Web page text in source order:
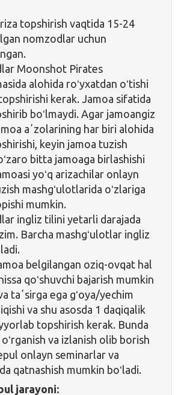
topshirish vaqtida 15-24
nomzodlar uchun
Moonshot Pirates
alohida roʻyxatdan oʻtishi
kerak. Jamoa sifatida
boʻlmaydi. Agar jamoangiz
aʼzolarining har biri alohida
keyin jamoa tuzish
bitta jamoaga birlashishi
yoʻq arizachilar onlayn
mashgʻulotlarida oʻzlariga
mumkin.
ingliz tilini yetarli darajada
Barcha mashgʻulotlar ingliz
belgilangan oziq-ovqat hal
qoʻshuvchi bajarish mumkin
taʼsirga ega gʻoya/yechim
va shu asosda 1 daqiqalik
topshirish kerak. Bunda
va izlanish olib borish
onlayn seminarlar va
qatnashish mumkin boʻladi.
jarayoni: